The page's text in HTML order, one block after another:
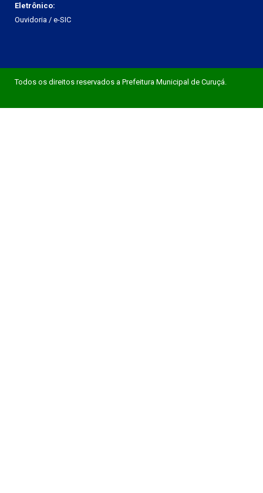
Eletrônico:
Ouvidoria / e-SIC
Todos os direitos reservados a Prefeitura Municipal de Curuçá.